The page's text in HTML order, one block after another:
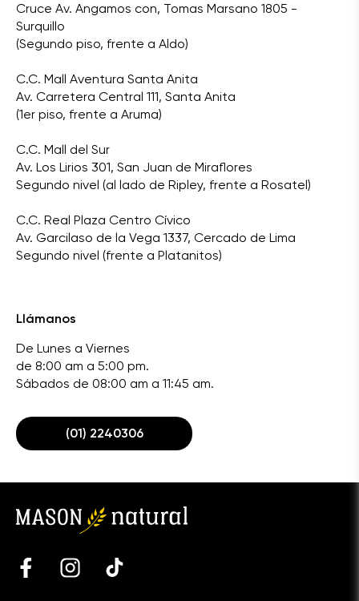
Cruce Av. Angamos con, Tomas Marsano 1805 -
Surquillo
(Segundo piso, frente a Aldo)
C.C. Mall Aventura Santa Anita
Av. Carretera Central 111, Santa Anita
(1er piso, frente a Aruma)
C.C. Mall del Sur
Av. Los Lirios 301, San Juan de Miraflores
Segundo nivel (al lado de Ripley, frente a Rosatel)
C.C. Real Plaza Centro Cívico
Av. Garcilaso de la Vega 1337, Cercado de Lima
Segundo nivel (frente a Platanitos)
Llámanos
De Lunes a Viernes
de 8:00 am a 5:00 pm.
Sábados de 08:00 am a 11:45 am.
(01) 2240306